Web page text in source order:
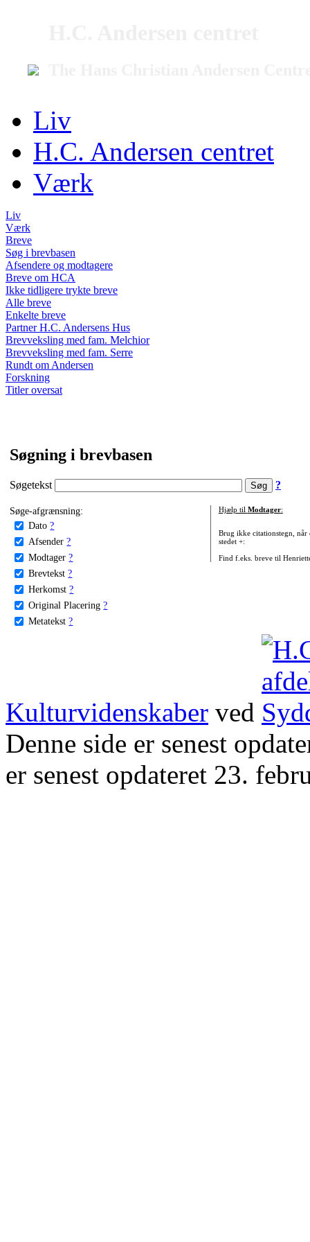
Liv
H.C. Andersen centret
Værk
Liv
Værk
Breve
Søg i brevbasen
Afsendere og modtagere
Breve om HCA
Ikke tidligere trykte breve
Alle breve
Enkelte breve
Partner H.C. Andersens Hus
Brevveksling med fam. Melchior
Brevveksling med fam. Serre
Rundt om Andersen
Forskning
Titler oversat
Søgning i brevbasen
Søgetekst ?
Søge-afgrænsning:
Dato ?
Afsender ?
Modtager ?
Brevtekst ?
Herkomst ?
Original Placering ?
Metatekst ?
Hjælp til Modtager:
Brug ikke citationstegn, når
stedet +:
Find f.eks. breve til
Kulturvidenskaber ved
Denne side er senest
er senest opdateret 23.